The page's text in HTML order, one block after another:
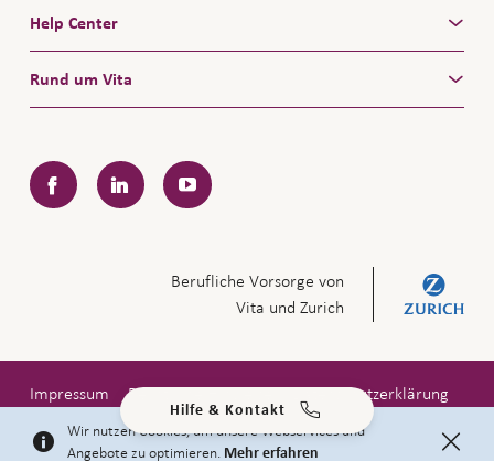
Wir nutzen Cookies, um unsere Webservices und
Angebote zu optimieren. Mehr erfahren
Help Center
Rund um Vita
FacebookLinkedInYouTube
Berufliche Vorsorge von
Vita und Zurich
Impressum Rechtliche Hinweise
Datenschutzerklärung
Copyright © 2026 Zürich Versicherungs-Gesellschaft AG
Hilfe & Kontakt